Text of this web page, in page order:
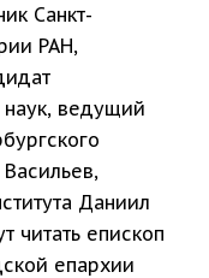
Санкт-
РАН,
наук, ведущий
Даниил
читать епископ
епархии